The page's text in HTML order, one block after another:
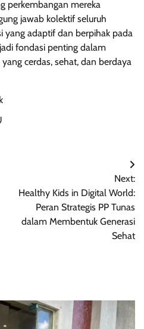
perkembangan mereka
jawab kolektif seluruh
yang adaptif dan berpihak pada
fondasi penting dalam
cerdas, sehat, dan berdaya
Next:
Healthy Kids in Digital World:
Peran Strategis PP Tunas
dalam Membentuk Generasi
Sehat